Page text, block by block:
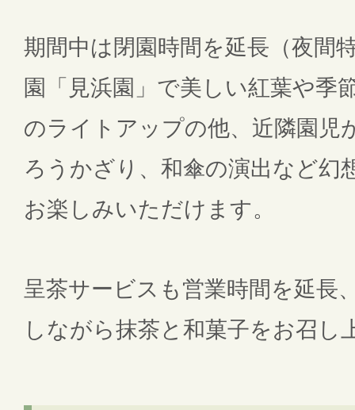
期間中は閉園時間を延長（夜間
園「見浜園」で美しい紅葉や季
のライトアップの他、近隣園児
ろうかざり、和傘の演出など幻
お楽しみいただけます。
呈茶サービスも営業時間を延長
しながら抹茶と和菓子をお召し